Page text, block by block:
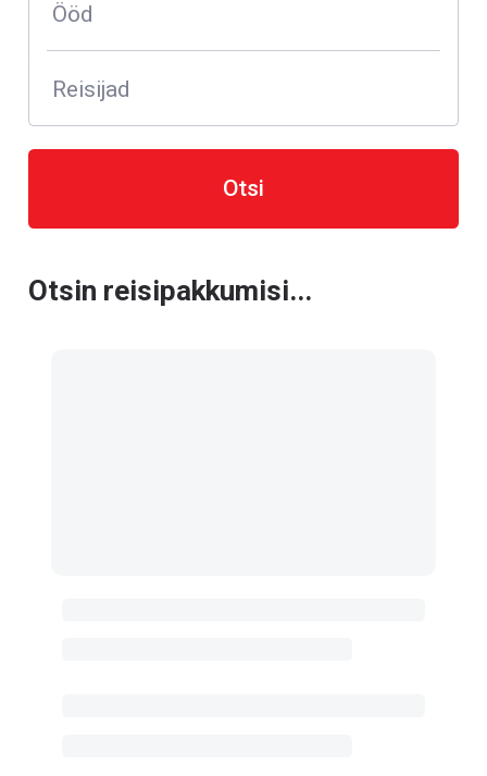
Ööd
Reisijad
Otsi
Otsin reisipakkumisi...